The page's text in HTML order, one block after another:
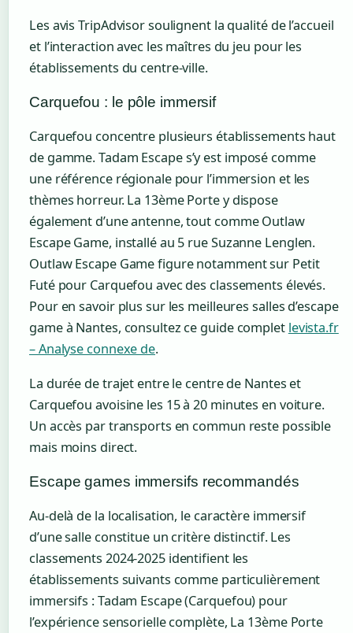
Les avis TripAdvisor soulignent la qualité de l’accueil
et l’interaction avec les maîtres du jeu pour les
établissements du centre-ville.
Carquefou : le pôle immersif
Carquefou concentre plusieurs établissements haut
de gamme. Tadam Escape s’y est imposé comme
une référence régionale pour l’immersion et les
thèmes horreur. La 13ème Porte y dispose
également d’une antenne, tout comme Outlaw
Escape Game, installé au 5 rue Suzanne Lenglen.
Outlaw Escape Game figure notamment sur Petit
Futé pour Carquefou avec des classements élevés.
Pour en savoir plus sur les meilleures salles d’escape
game à Nantes, consultez ce guide complet levista.fr
– Analyse connexe de.
La durée de trajet entre le centre de Nantes et
Carquefou avoisine les 15 à 20 minutes en voiture.
Un accès par transports en commun reste possible
mais moins direct.
Escape games immersifs recommandés
Au-delà de la localisation, le caractère immersif
d’une salle constitue un critère distinctif. Les
classements 2024-2025 identifient les
établissements suivants comme particulièrement
immersifs : Tadam Escape (Carquefou) pour
l’expérience sensorielle complète, La 13ème Porte